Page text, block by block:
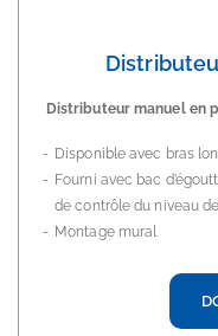
Distributeur manuel en
Disponible avec bras
Fourni avec bac
de contrôle du niveau
Montage mural